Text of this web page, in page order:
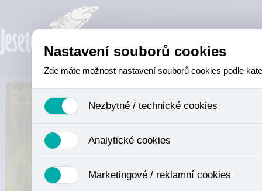
Nastavení souborů cookies
Zde máte možnost nastavení souborů cookies podle
Nezbytné / technické cookies
se mimo jiné k ukládání produktů v nákupním košíku,
není zapotřebí Váš souhlas a není možné jej ani odebrat.
Analytické cookies
nejedná o osobní údaje, protože anonymizované cookies
odkazy, prohlížené zboží apod.
Marketingové / reklamní cookies